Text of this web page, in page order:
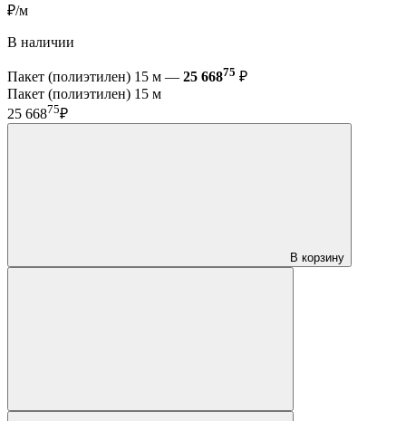
₽/м
В наличии
Пакет (полиэтилен) 15 м — 25 66875 ₽
Пакет (полиэтилен) 15 м
25 66875₽
В корзину